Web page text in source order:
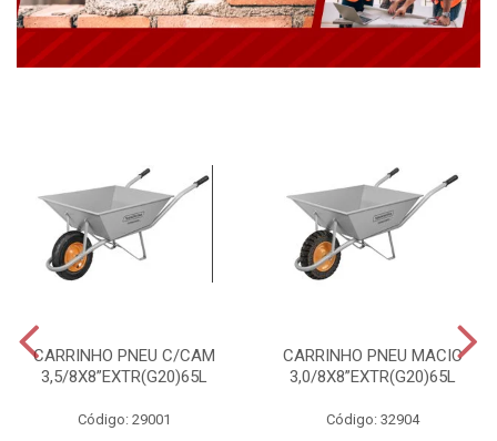
CARRINHO PNEU C/CAM
3,5/8X8”EXTR(G20)65L
Código: 29001
CARRINHO PNEU MACIC
3,0/8X8”EXTR(G20)65L
Código: 32904